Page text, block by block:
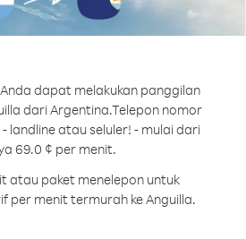
dapat melakukan panggilan
dari Argentina.Telepon nomor
landline atau seluler! - mulai dari
69.0 ¢ per menit.
atau paket menelepon untuk
per menit termurah ke Anguilla.